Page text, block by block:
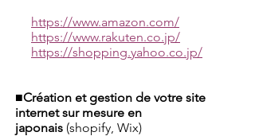
https://www.amazon.com/
https://www.rakuten.co.jp/
https://shopping.yahoo.co.jp/
■Création et gestion de votre site
internet sur mesure en
japonais (shopify, Wix)